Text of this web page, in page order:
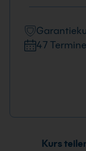
47 Termine
Kurs